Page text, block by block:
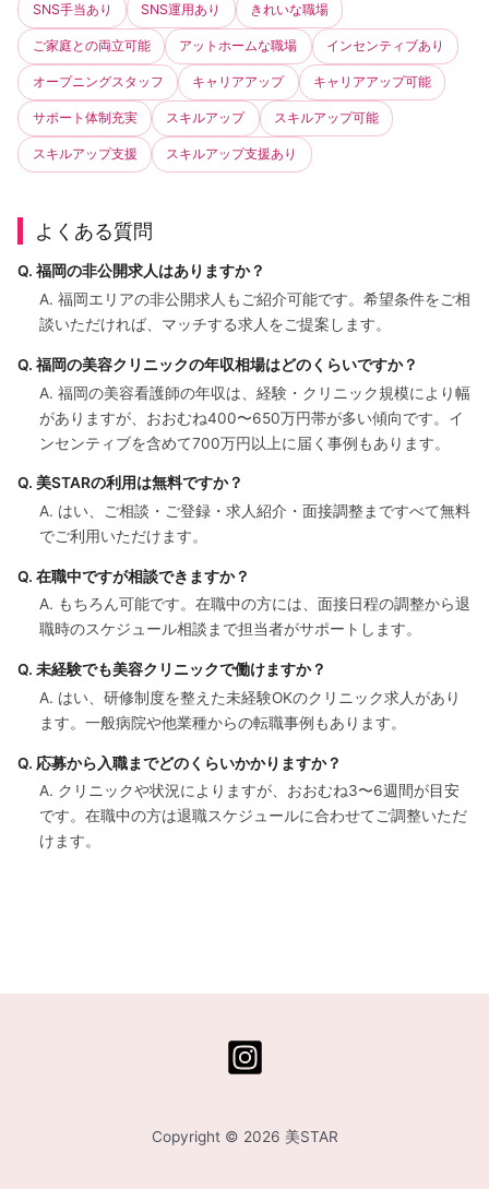
SNS手当あり SNS運用あり きれいな職場
ご家庭との両立可能 アットホームな職場 インセンティブあり
オープニングスタッフ キャリアアップ キャリアアップ可能
サポート体制充実 スキルアップ スキルアップ可能
スキルアップ支援 スキルアップ支援あり
よくある質問
Q. 福岡の非公開求人はありますか？
A. 福岡エリアの非公開求人もご紹介可能です。希望条件をご相
談いただければ、マッチする求人をご提案します。
Q. 福岡の美容クリニックの年収相場はどのくらいですか？
A. 福岡の美容看護師の年収は、経験・クリニック規模により幅
がありますが、おおむね400〜650万円帯が多い傾向です。イ
ンセンティブを含めて700万円以上に届く事例もあります。
Q. 美STARの利用は無料ですか？
A. はい、ご相談・ご登録・求人紹介・面接調整まですべて無料
でご利用いただけます。
Q. 在職中ですが相談できますか？
A. もちろん可能です。在職中の方には、面接日程の調整から退
職時のスケジュール相談まで担当者がサポートします。
Q. 未経験でも美容クリニックで働けますか？
A. はい、研修制度を整えた未経験OKのクリニック求人があり
ます。一般病院や他業種からの転職事例もあります。
Q. 応募から入職までどのくらいかかりますか？
A. クリニックや状況によりますが、おおむね3〜6週間が目安
です。在職中の方は退職スケジュールに合わせてご調整いただ
けます。
Copyright © 2026 美STAR